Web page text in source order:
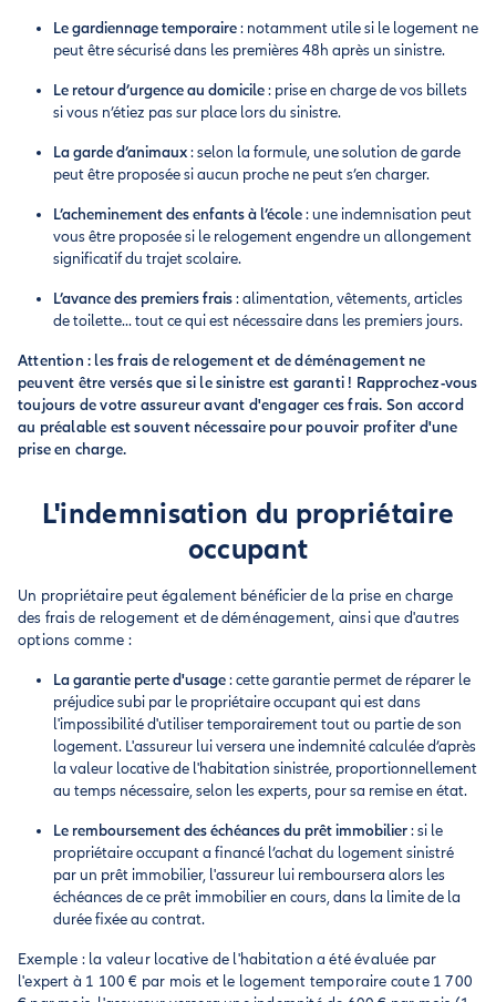
Le gardiennage temporaire: notamment utile si le logement ne
peut être sécurisé dans les premières 48h après un sinistre.
Le retour d’urgence au domicile: prise en charge de vos billets
si vous n’étiez pas sur place lors du sinistre.
La garde d’animaux: selon la formule, une solution de garde
peut être proposée si aucun proche ne peut s’en charger.
L’acheminement des enfants à l’école: une indemnisation peut
vous être proposée si le relogement engendre un allongement
significatif du trajet scolaire.
L’avance des premiers frais: alimentation, vêtements, articles
de toilette... tout ce qui est nécessaire dans les premiers jours.
Attention : les frais de relogement et de déménagement ne
peuvent être versés que si le sinistre est garanti ! Rapprochez-vous
toujours de votre assureur avant d'engager ces frais. Son accord
au préalable est souvent nécessaire pour pouvoir profiter d'une
prise en charge.
L'indemnisation du propriétaire
occupant
Un propriétaire peut également bénéficier de la prise en charge
des frais de relogement et de déménagement, ainsi que d'autres
options comme :
La garantie perte d'usage: cette garantie permet de réparer le
préjudice subi par le propriétaire occupant qui est dans
l'impossibilité d'utiliser temporairement tout ou partie de son
logement. L'assureur lui versera une indemnité calculée d’après
la valeur locative de l'habitation sinistrée, proportionnellement
au temps nécessaire, selon les experts, pour sa remise en état.
Le remboursement des échéances du prêt immobilier: si le
propriétaire occupant a financé l’achat du logement sinistré
par un prêt immobilier, l'assureur lui remboursera alors les
échéances de ce prêt immobilier en cours, dans la limite de la
durée fixée au contrat.
Exemple : la valeur locative de l'habitation a été évaluée par
l'expert à 1 100 € par mois et le logement temporaire coute 1 700